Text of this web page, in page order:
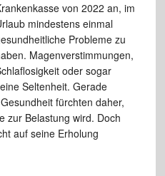
von 2022 an, im
mindestens einmal
Probleme zu
Magenverstimmungen,
oder sogar
Seltenheit. Gerade
fürchten daher,
zur Belastung wird. Doch
auf seine Erholung